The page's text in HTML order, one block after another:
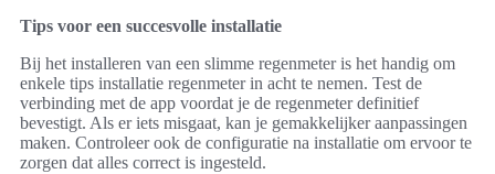
Tips voor een succesvolle installatie
Bij het installeren van een slimme regenmeter is het handig om
enkele tips installatie regenmeter in acht te nemen. Test de
verbinding met de app voordat je de regenmeter definitief
bevestigt. Als er iets misgaat, kan je gemakkelijker aanpassingen
maken. Controleer ook de configuratie na installatie om ervoor te
zorgen dat alles correct is ingesteld.